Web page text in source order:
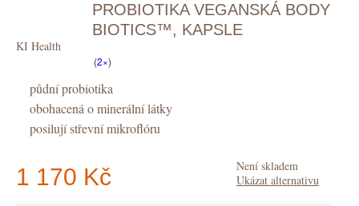
V košíku máteks.
PROBIOTIKA VEGANSKÁ BODY
BIOTICS™, KAPSLE
KIKI Health
(2×)
půdní probiotika
obohacená o minerální látky
posilují střevní mikroflóru
1 170 Kč
Není skladem
Ukázat alternativu